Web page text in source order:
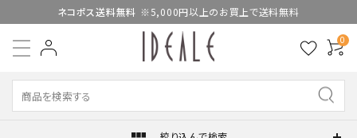
ネコポス送料無料 ※5,000円以上のお買上で送料無料
0